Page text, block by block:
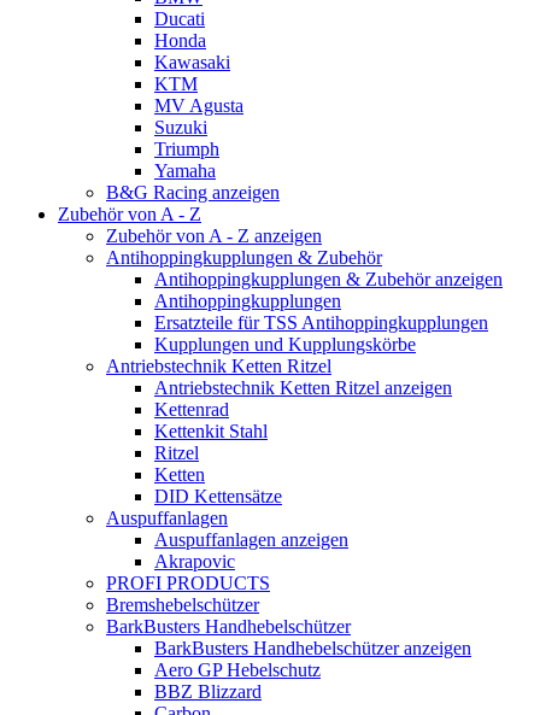
Ducati
Honda
Kawasaki
KTM
MV Agusta
Suzuki
Triumph
Yamaha
B&G Racing anzeigen
Zubehör von A - Z
Zubehör von A - Z anzeigen
Antihoppingkupplungen & Zubehör
Antihoppingkupplungen & Zubehör anzeigen
Antihoppingkupplungen
Ersatzteile für TSS Antihoppingkupplungen
Kupplungen und Kupplungskörbe
Antriebstechnik Ketten Ritzel
Antriebstechnik Ketten Ritzel anzeigen
Kettenrad
Kettenkit Stahl
Ritzel
Ketten
DID Kettensätze
Auspuffanlagen
Auspuffanlagen anzeigen
Akrapovic
PROFI PRODUCTS
Bremshebelschützer
BarkBusters Handhebelschützer
BarkBusters Handhebelschützer anzeigen
Aero GP Hebelschutz
BBZ Blizzard